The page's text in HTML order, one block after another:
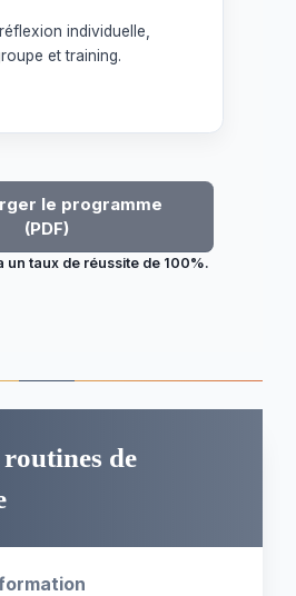
individuelle,
et training.
le programme
(PDF)
un taux de réussite de 100%.
de